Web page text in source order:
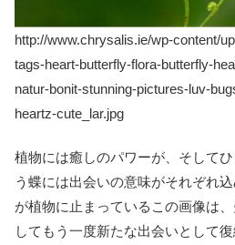
http://www.chrysalis.ie/wp-content/
tags-heart-butterfly-flora-butterfly-
natur-bonit-stunning-pictures-luv-
heartz-cute_lar.jpg
植物には癒しのパワーが、そして
う蝶には出会いの意味がそれぞれ
が植物に止まっているこの画像は
してもう一度新たな出会いとして